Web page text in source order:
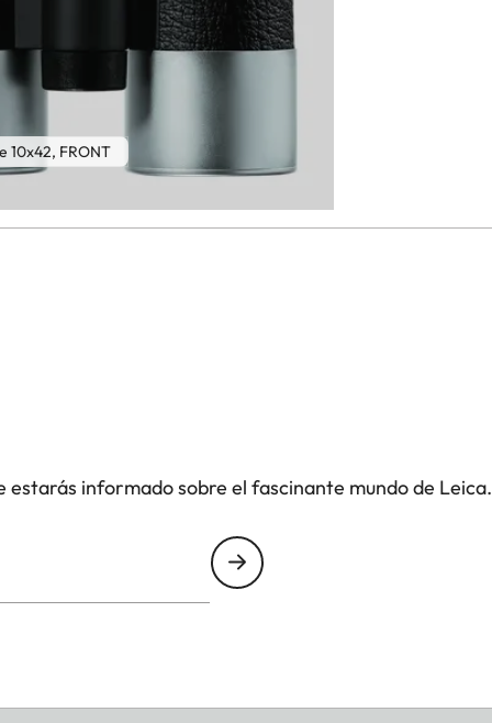
10x42, FRONT
informado sobre el fascinante mundo de Leica.